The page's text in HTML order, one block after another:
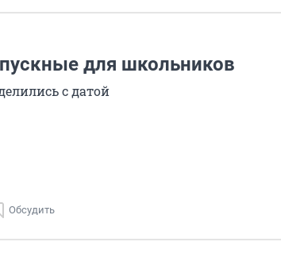
для школьников
с датой
Обсудить